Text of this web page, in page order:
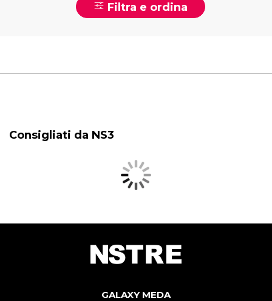
Filtra e ordina
Consigliati da NS3
GALAXY MEDA